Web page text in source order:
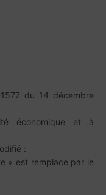
du 14 décembre
économique et à
:
» est remplacé par le